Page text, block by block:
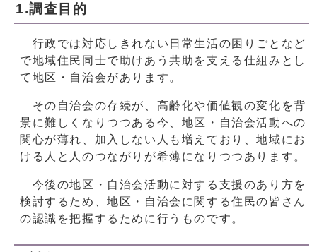
1.調査目的
行政では対応しきれない日常生活の困りごとなど
で地域住民同士で助けあう共助を支える仕組みとし
て地区・自治会があります。
その自治会の存続が、高齢化や価値観の変化を背
景に難しくなりつつある今、地区・自治会活動への
関心が薄れ、加入しない人も増えており、地域にお
ける人と人のつながりが希薄になりつつあります。
今後の地区・自治会活動に対する支援のあり方を
検討するため、地区・自治会に関する住民の皆さん
の認識を把握するために行うものです。